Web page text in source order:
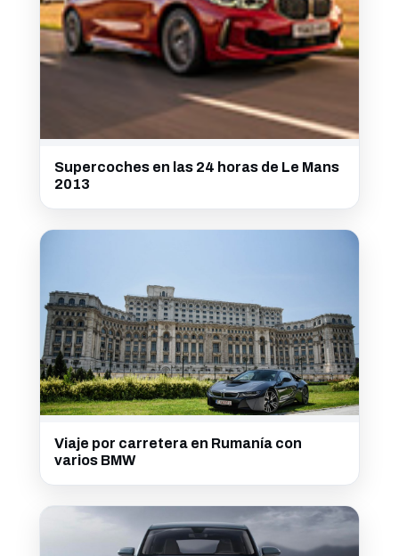
Supercoches en las 24 horas de Le Mans
2013
Viaje por carretera en Rumanía con
varios BMW